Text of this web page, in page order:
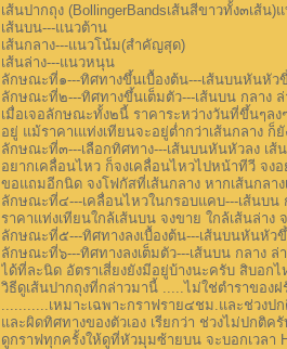
เส้นปากถุง (BollingerBandsเส้นสีขาวทั้ง๓เส้น)
เส้นบน---แนวต้าน
เส้นกลาง---แนวโน้ม(สำคัญสุด)
เส้นล่าง---แนวหนุน
ลักษณะที่๑---ทิศทางขึ้นเบื้องต้น---เส้นบนหันหัว
ลักษณะที่๒---ทิศทางขึ้นเต็มตัว---เส้นบน กลาง
เมื่อเจอลักษณะทั้ง๒นี้ ราคาระหว่างวันที่ขึ้นๆลง
อยู่ แม้ราคาเแท่งเทียนจะอยู่ต่ำกว่าเส้นกลาง
ลักษณะที่๓---เลือกทิศทาง---เส้นบนหันหัวลง เ
อยากเคลื่อนไหว ก็จงเคลื่อนไหวไปหน้าทีวี จง
ขอแถมอีกนิด จงโฟกัสที่เส้นกลาง หากเส้นกล
ลักษณะที่๔---เคลื่อนไหวในกรอบแคบ---เส้นบน
ราคาแท่งเทียนใกล้เส้นบน จงขาย ใกล้เส้นล่า
ลักษณะที่๕---ทิศทางลงเบื้องต้น---เส้นบนหันหัว
ลักษณะที่๖---ทิศทางลงเต็มตัว---เส้นบน กลาง ล่
ได้ที่ละนิด อัตราเสี่ยงยังมีอยู่บ้างนะครับ สิบอกไ
วิธีดูเส้นปากถุงที่กล่าวมานี้ .....ไม่ใช่ตำราของ
...........เหมาะเฉพาะกราฟราย๔ชม.และช่วง
และผิดทิศทางของตัวเอง เรียกว่า ช่วงไม่ปกติครั
ดูกราฟทุกครั้งให้ดูที่หัวมุมซ้ายบน จะบอกเวลา